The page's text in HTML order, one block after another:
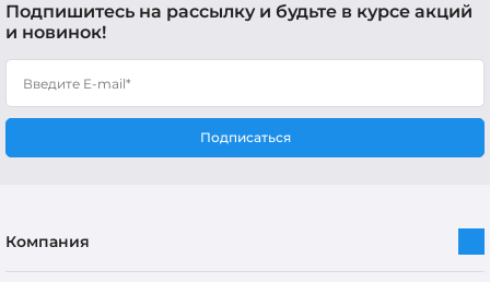
Подпишитесь на рассылку и будьте в курсе акций
и новинок!
Подписаться
Компания